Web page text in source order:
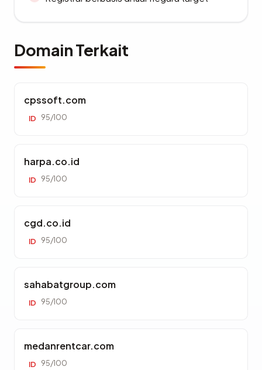
Domain Terkait
cpssoft.com
ID 95/100
harpa.co.id
ID 95/100
cgd.co.id
ID 95/100
sahabatgroup.com
ID 95/100
medanrentcar.com
ID 95/100